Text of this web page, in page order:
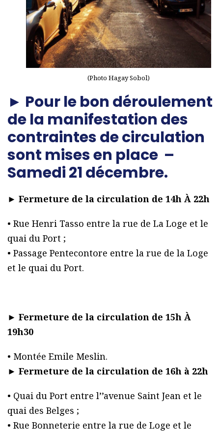
(Photo Hagay Sobol)
► Pour le bon déroulement
de la manifestation des
contraintes de circulation
sont mises en place –
Samedi 21 décembre.
► Fermeture de la circulation de 14h À 22h
• Rue Henri Tasso entre la rue de La Loge et le
quai du Port ;
• Passage Pentecontore entre la rue de la Loge
et le quai du Port.
► Fermeture de la circulation de 15h À
19h30
• Montée Emile Meslin.
► Fermeture de la circulation de 16h à 22h
• Quai du Port entre l’’avenue Saint Jean et le
quai des Belges ;
• Rue Bonneterie entre la rue de Loge et le